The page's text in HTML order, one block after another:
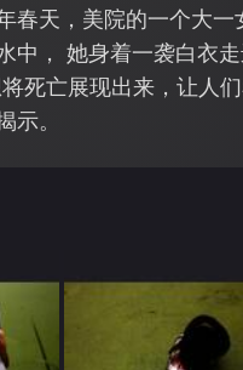
天，美院的一个大一
， 她身着一袭白衣
死亡展现出来，让人
。